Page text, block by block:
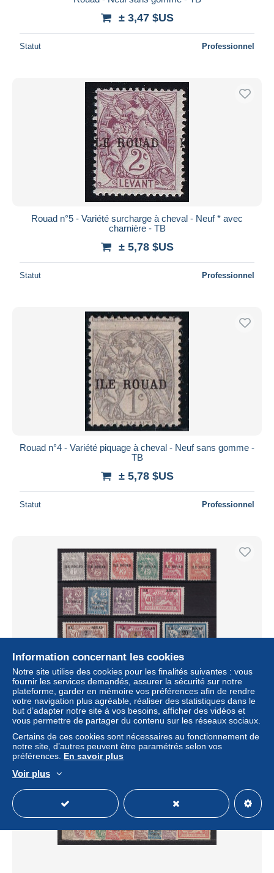
± 3,47 $US
Statut Professionnel
Rouad n°5 - Variété surcharge à cheval - Neuf * avec
charnière - TB
± 5,78 $US
Statut Professionnel
Rouad n°4 - Variété piquage à cheval - Neuf sans gomme -
TB
± 5,78 $US
Statut Professionnel
Rouad n°4/16 - Neuf * avec charnière - N°12 B/TB sinon
série TB
± 46,24 $US
Statut Professionnel
Information concernant les cookies
Notre site utilise des cookies pour les finalités suivantes : vous
fournir les services demandés, assurer la sécurité sur notre
plateforme, garder en mémoire vos préférences afin de rendre
votre navigation plus agréable, réaliser des statistiques dans le
but d’adapter notre site à vos besoins, afficher des vidéos et
vous permettre de partager du contenu sur les réseaux sociaux.
Certains de ces cookies sont nécessaires au fonctionnement de
notre site, d’autres peuvent être paramétrés selon vos
préférences. En savoir plus
Voir plus